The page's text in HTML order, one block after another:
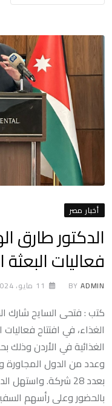
أخبار مصر
الدكتور طارق
فعاليات البعثة
BY ADMIN 11 مايو، 2024
كتب : فتحى السايح شارك
الغذاء، في افتتاح
الغذائية في الأردن وذلك
وعدد من الدول المجاورة
بعدد 28 شركة.
بالحضور وعلى رأسهم